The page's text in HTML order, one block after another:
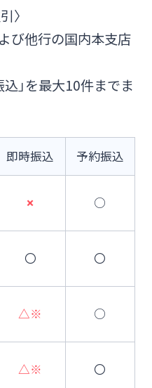
〉
び他行の国内本支店
込｣を最大10件までま
即時振込 予約振込
× ○
〇 〇
△※ ○
△※ 〇